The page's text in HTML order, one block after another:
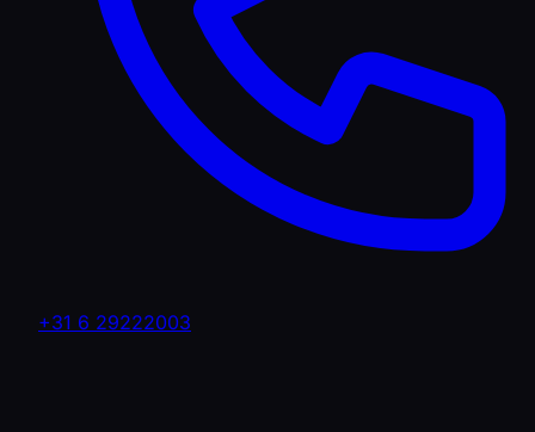
+31 6 29222003